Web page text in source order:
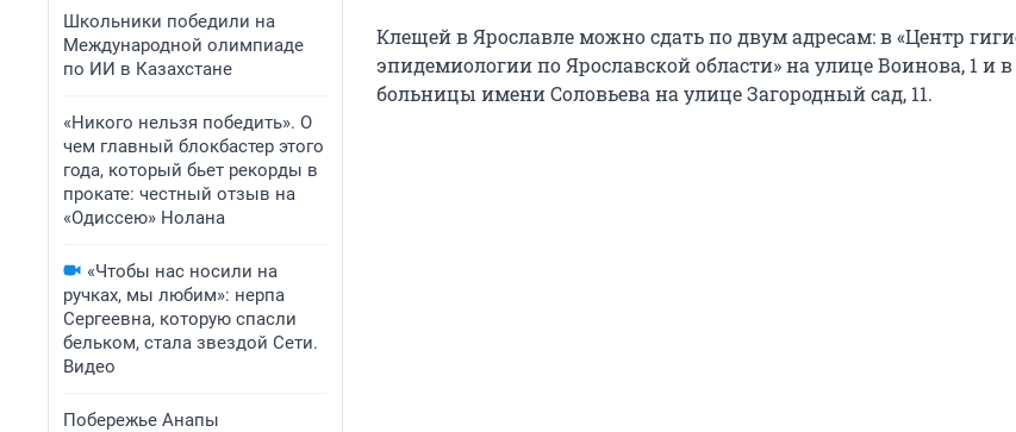
Школьники победили на
Международной олимпиаде
по ИИ в Казахстане
«Никого нельзя победить». О
чем главный блокбастер этого
года, который бьет рекорды в
прокате: честный отзыв на
«Одиссею» Нолана
«Чтобы нас носили на
ручках, мы любим»: нерпа
Сергеевна, которую спасли
бельком, стала звездой Сети.
Видео
Побережье Анапы
Клещей в Ярославле можно сдать по двум адресам: в «Центр
эпидемиологии по Ярославской области» на улице Воинова, 1 и
больницы имени Соловьева на улице Загородный сад, 11.